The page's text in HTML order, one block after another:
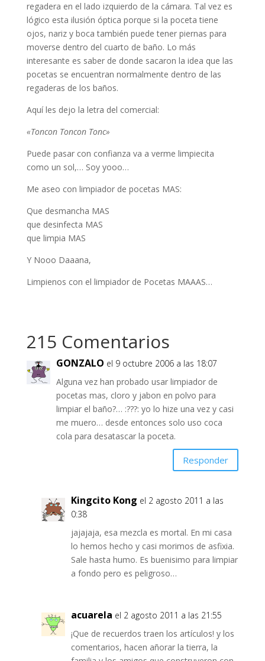
regadera en el lado izquierdo de la cámara. Tal vez es
lógico esta ilusión óptica porque si la poceta tiene
ojos, nariz y boca también puede tener piernas para
moverse dentro del cuarto de baño. Lo más
interesante es saber de donde sacaron la idea que las
pocetas se encuentran normalmente dentro de las
regaderas de los baños.
Aquí les dejo la letra del comercial:
«Toncon Toncon Tonc»
Puede pasar con confianza va a verme limpiecita
como un sol,… Soy yooo…
Me aseo con limpiador de pocetas MAS:
Que desmancha MAS
que desinfecta MAS
que limpia MAS
Y Nooo Daaana,
Limpienos con el limpiador de Pocetas MAAAS…
215 Comentarios
GONZALO el 9 octubre 2006 a las 18:07
Alguna vez han probado usar limpiador de
pocetas mas, cloro y jabon en polvo para
limpiar el baño?… :???: yo lo hize una vez y casi
me muero… desde entonces solo uso coca
cola para desatascar la poceta.
Responder
Kingcito Kong el 2 agosto 2011 a las
0:38
jajajaja, esa mezcla es mortal. En mi casa
lo hemos hecho y casi morimos de asfixia.
Sale hasta humo. Es buenisimo para limpiar
a fondo pero es peligroso…
acuarela el 2 agosto 2011 a las 21:55
¡Que de recuerdos traen los artículos! y los
comentarios, hacen añorar la tierra, la